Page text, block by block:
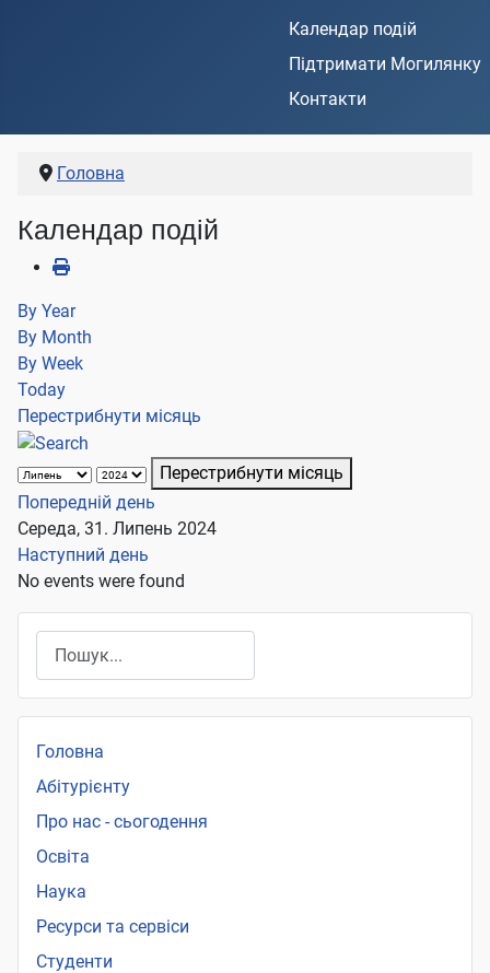
Календар подій
Підтримати Могилянку
Контакти
Головна
Календар подій
By Year
By Month
By Week
Today
Перестрибнути місяць
Перестрибнути місяць
Попередній день
Середа, 31. Липень 2024
Наступний день
No events were found
Головна
Абітурієнту
Про нас - сьогодення
Освіта
Наука
Ресурси та сервіси
Студенти